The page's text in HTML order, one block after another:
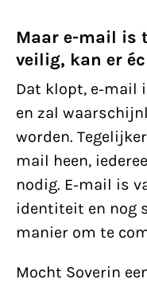
Maar e-mail is
veilig, kan er
Dat klopt, e-mail
en zal
worden.
mail heen,
nodig. E-mail is
identiteit en nog
manier om te
Mocht Soverin